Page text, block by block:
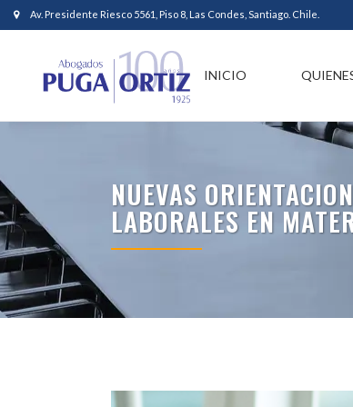
Av. Presidente Riesco 5561, Piso 8, Las Condes, Santiago. Chile.
INICIO
NUEVAS
LABORALES EN